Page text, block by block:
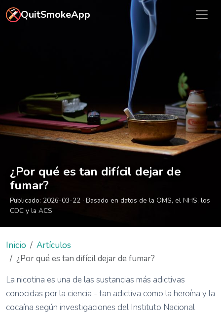
Ir al contenido principal
QuitSmokeApp
¿Por qué es tan difícil dejar de
fumar?
Publicado: 2026-03-22 · Basado en datos de la OMS, el NHS, los
CDC y la ACS
Inicio
Artículos
¿Por qué es tan difícil dejar de fumar?
La nicotina es una de las sustancias más adictivas
conocidas por la ciencia - tan adictiva como la heroína y la
cocaína según investigaciones del Instituto Nacional